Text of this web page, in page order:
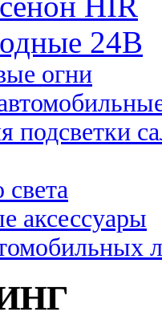
24B
огни
подсветки
аксессуары